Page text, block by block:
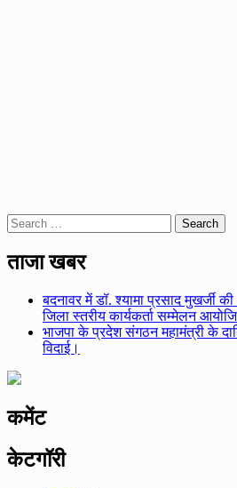
Search
for:
ताजा खबर
बदनावर में डॉ. श्यामा प्रसाद मुखर्जी
जिला स्तरीय कार्यकर्ता सम्मेलन
भाजपा के प्रदेश संगठन महामंत्री के
विदाई।
कमेंट
केटगॉरी